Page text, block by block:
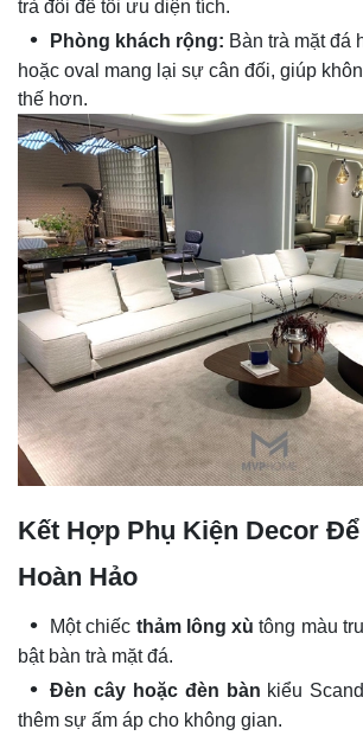
trà đôi để tối ưu diện tích.
Phòng khách rộng: Bàn trà mặt đá
hoặc oval mang lại sự cân đối, giúp
thế hơn.
Kết Hợp Phụ Kiện Decor
Hoàn Hảo
Một chiếc thảm lông xù tông màu
bật bàn trà mặt đá.
Đèn cây hoặc đèn bàn kiểu
thêm sự ấm áp cho không gian.